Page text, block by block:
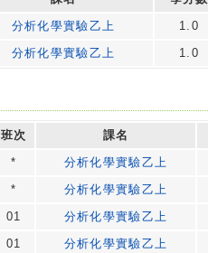
分析化學實驗乙上 1.0
分析化學實驗乙上 1.0
班次 課名
* 分析化學實驗乙上
* 分析化學實驗乙上
01 分析化學實驗乙上
01 分析化學實驗乙上